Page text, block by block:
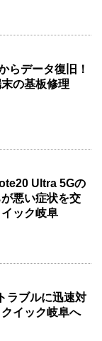
らデータ復旧！
の基板修理
Ultra 5Gの
悪い症状を交
ック岐阜
ラブルに迅速対
イック岐阜へ